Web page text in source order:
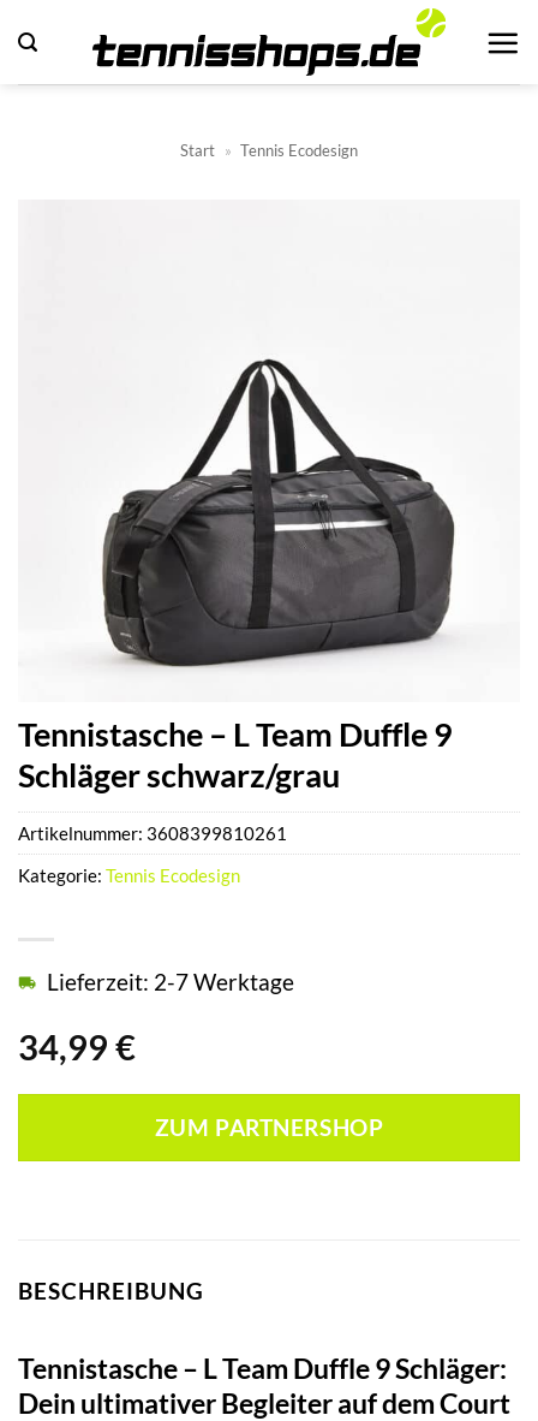
Inhalt
springen
Start » Tennis Ecodesign
Tennistasche – L Team Duffle 9
Schläger schwarz/grau
34,99 €
Lieferzeit: 2-7 Werktage
ZUM PARTNERSHOP
Artikelnummer: 3608399810261
Kategorie: Tennis Ecodesign
BESCHREIBUNG
Tennistasche – L Team Duffle 9 Schläger:
Dein ultimativer Begleiter auf dem Court